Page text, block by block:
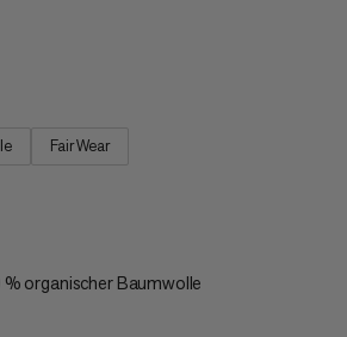
Fair Wear
organischer Baumwolle